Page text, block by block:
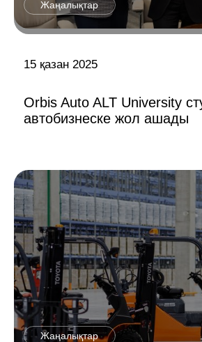
Жаңалықтар
15 қазан 2025
Orbis Auto ALT University
автобизнеске жол ашады
Жаңалықтар